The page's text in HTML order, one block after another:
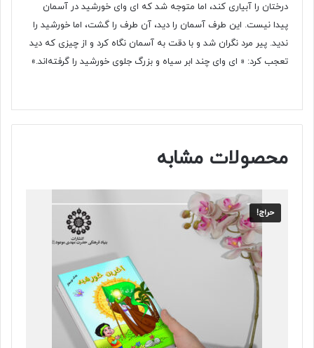
درختان را آبیاری کند، اما متوجه شد که ای وای خورشید در آسمان
پیدا نیست. این طرف آسمان را دید، آن طرف را گشت، اما خورشید را
ندید. پیر مرد نگران شد و با دقت به آسمان نگاه کرد و از چیزی که دید
تعجب کرد: « ای وای چند ابر سیاه و بزرگ جلوی خورشید را گرفته‌اند.»
محصولات مشابه
حراج!